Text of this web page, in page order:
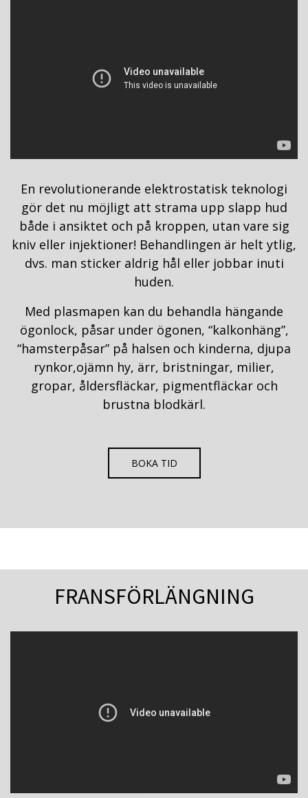
En revolutionerande elektrostatisk teknologi
gör det nu möjligt att strama upp slapp hud
både i ansiktet och på kroppen, utan vare sig
kniv eller injektioner! Behandlingen är helt ytlig,
dvs. man sticker aldrig hål eller jobbar inuti
huden.
Med plasmapen kan du behandla hängande
ögonlock, påsar under ögonen, “kalkonhäng”,
“hamsterpåsar” på halsen och kinderna, djupa
rynkor,ojämn hy, ärr, bristningar, milier,
gropar, åldersfläckar, pigmentfläckar och
brustna blodkärl.
BOKA TID
FRANSFÖRLÄNGNING